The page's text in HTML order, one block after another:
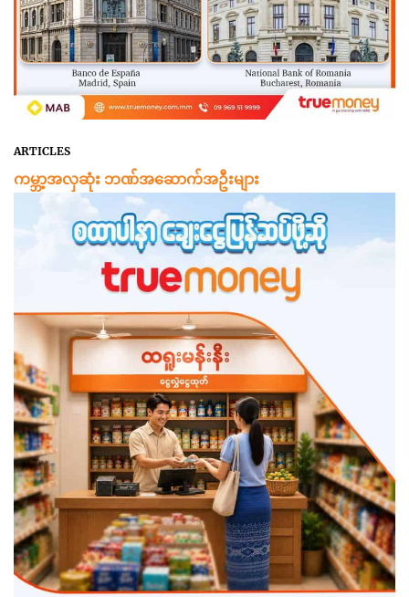
ARTICLES
ကမ္ဘာ့အလှဆုံး ဘဏ်အဆောက်အဦးများ